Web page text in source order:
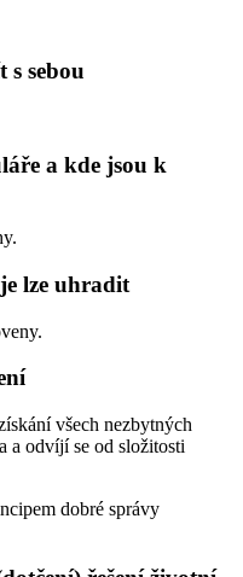
sebou
a kde jsou k
lze uhradit
všech nezbytných
a odvíjí se od složitosti
dobré správy